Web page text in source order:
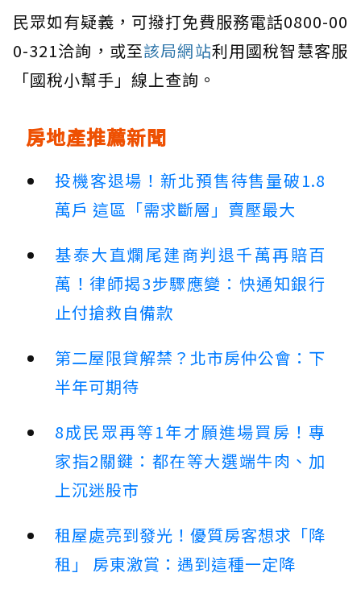
民眾如有疑義，可撥打免費服務電話0800-00
0-321洽詢，或至該局網站利用國稅智慧客服
「國稅小幫手」線上查詢。
房地產推薦新聞
投機客退場！新北預售待售量破1.8
萬戶 這區「需求斷層」賣壓最大
基泰大直爛尾建商判退千萬再賠百
萬！律師揭3步驟應變：快通知銀行
止付搶救自備款
第二屋限貸解禁？北市房仲公會：下
半年可期待
8成民眾再等1年才願進場買房！專
家指2關鍵：都在等大選端牛肉、加
上沉迷股市
租屋處亮到發光！優質房客想求「降
租」 房東激賞：遇到這種一定降